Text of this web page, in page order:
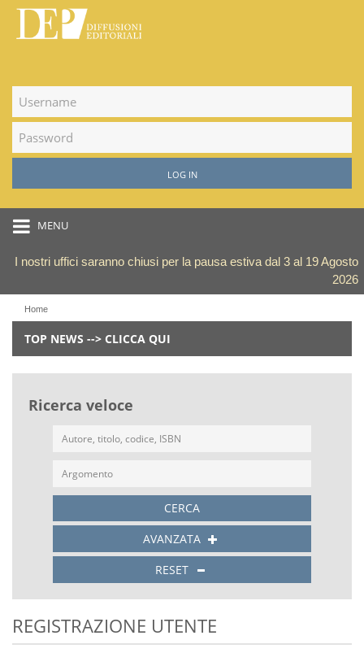
LOG IN
MENU
I nostri uffici saranno chiusi per la pausa estiva dal 3 al 19 Agosto
2026
Home
TOP NEWS --> CLICCA QUI
Ricerca veloce
CERCA
AVANZATA
RESET
REGISTRAZIONE UTENTE